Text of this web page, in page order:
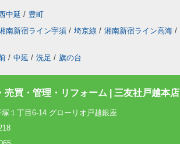
中延 / 豊町
南新宿ライン宇須 / 埼京線 / 湘南新宿ライン高海 /
/ 中延 / 洗足 / 旗の台
売買・管理・リフォーム | 三友社戸越本店
１丁目6-14 グローリオ戸越銀座